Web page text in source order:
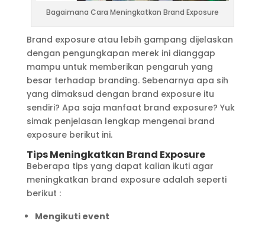
Bagaimana Cara Meningkatkan Brand Exposure
Brand exposure atau lebih gampang dijelaskan
dengan pengungkapan merek ini dianggap
mampu untuk memberikan pengaruh yang
besar terhadap branding. Sebenarnya apa sih
yang dimaksud dengan brand exposure itu
sendiri? Apa saja manfaat brand exposure? Yuk
simak penjelasan lengkap mengenai brand
exposure berikut ini.
Tips Meningkatkan Brand Exposure
Beberapa tips yang dapat kalian ikuti agar
meningkatkan brand exposure adalah seperti
berikut :
Mengikuti event